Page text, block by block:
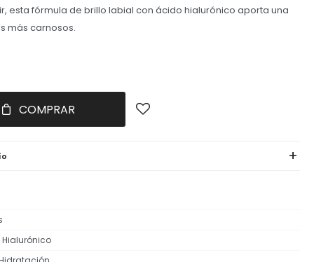
esta fórmula de brillo labial con ácido hialurónico aporta una
más carnosos.
COMPRAR